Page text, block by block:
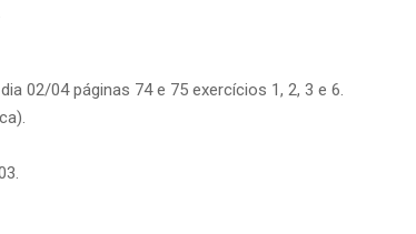
02/04 páginas 74 e 75 exercícios 1, 2, 3 e 6.